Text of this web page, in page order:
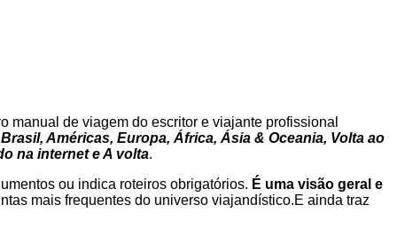
manual de viagem do escritor e viajante profissional
Américas, Europa, África, Ásia & Oceania, Volta ao
na internet e A volta.
ou indica roteiros obrigatórios. É uma visão geral e
mais frequentes do universo viajandístico.E ainda traz